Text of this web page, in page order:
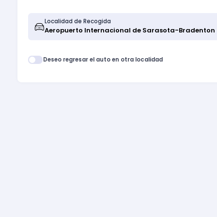
Localidad de Recogida
Deseo regresar el auto en otra localidad